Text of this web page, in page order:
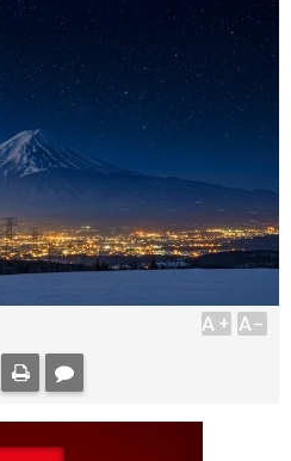
A+ A-